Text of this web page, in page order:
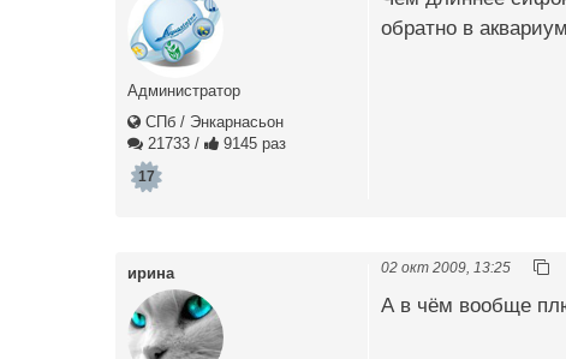
Администратор
СПб / Энкарнасьон
21733 / 9145 раз
17
обратно в
ирина 02 окт 2009, 13:25
А в чём вообще